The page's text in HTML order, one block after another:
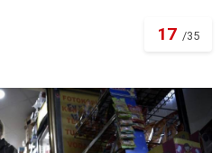
17 /35